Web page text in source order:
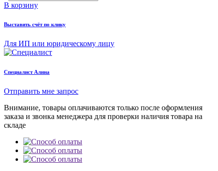
В корзину
Выставить счёт по клику
Для ИП или юридическому лицу
Cпециалист Алина
Отправить мне запрос
Внимание, товары оплачиваются только после оформления
заказа и звонка менеджера для проверки наличия товара на
складе